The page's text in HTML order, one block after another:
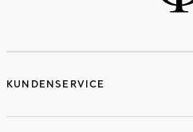
KUNDENSERVICE